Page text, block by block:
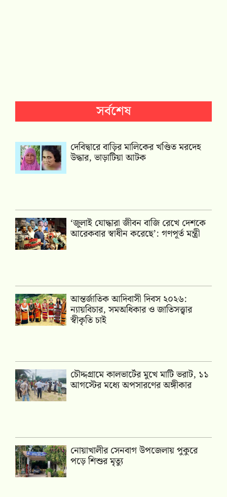
সর্বশেষ
দেবিদ্বারে বাড়ির মালিকের খণ্ডিত মরদেহ
উদ্ধার, ভাড়াটিয়া আটক
‘জুলাই যোদ্ধারা জীবন বাজি রেখে দেশকে
আরেকবার স্বাধীন করেছে’: গণপূর্ত মন্ত্রী
আন্তর্জাতিক আদিবাসী দিবস ২০২৬:
ন্যায়বিচার, সমঅধিকার ও জাতিসত্ত্বার
স্বীকৃতি চাই
চৌদ্দগ্রামে কালভার্টের মুখে মাটি ভরাট, ১১
আগস্টের মধ্যে অপসারণের অঙ্গীকার
নোয়াখালীর সেনবাগ উপজেলায় পুকুরে
পড়ে শিশুর মৃত্যু